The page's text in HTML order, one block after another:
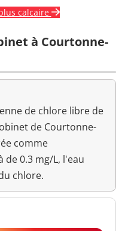
calcaire
à Courtonne-
de chlore libre de
de Courtonne-
comme
0.3 mg/L, l'eau
chlore.